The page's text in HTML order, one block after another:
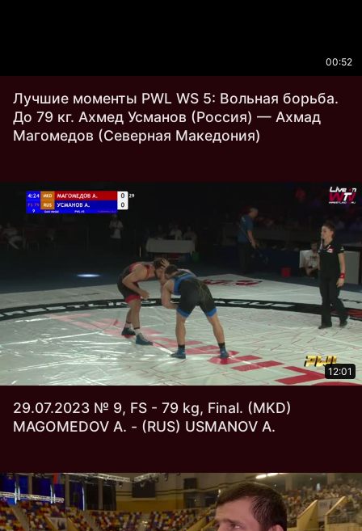
00:52
Лучшие моменты PWL WS 5: Вольная борьба.
До 79 кг. Ахмед Усманов (Россия) — Ахмад
Магомедов (Северная Македония)
12:01
29.07.2023 № 9, FS - 79 kg, Final. (MKD)
MAGOMEDOV A. - (RUS) USMANOV A.